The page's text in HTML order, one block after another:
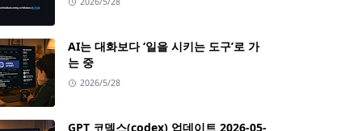
AI는 대화보다 ‘일을 시키는 도구’로 가
는 중
2026/5/28
GPT 코덱스(codex) 업데이트 2026-05-